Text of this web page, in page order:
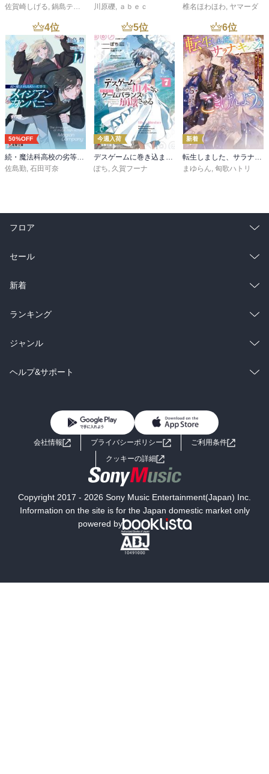
佐賀崎しげる, 鍋島テツヒロ
川原礫, ａｂｅｃ
椎名ほわほわ, ヤマーダ
4位
50%OFF
続・魔法科高校の劣等生 メイジアン・カンパニー(11)
佐島勤, 石田可奈
5位
今週入荷
デスゲームに巻き込まれた山本さん、気ままにゲームバランスを崩壊させる７【電子特別版】
ぽち, 久賀フーナ
6位
新着
転生しました、サラナ・キンジェです。ごきげんよう。５ ～婚約破棄されたので田舎で気ままに暮らしたいと思います～【電子書店共通特典SS付】
まゆらん, 匈歌ハトリ
フロア
総合
ラノベ
雑誌・グラビア
BL・TL
セール
総合
ラノベ
雑誌・グラビア
BL・TL
新着
総合
ラノベ
雑誌・グラビア
ランキング
総合
ラノベ
ジャンル
コミック
ライトノベル 男子向けラノベ
小説
海外小説
ミステリー SF
文学
ヘルプ&サポート
よくあるご質問 お問い合わせ
会社情報 プライバシーポリシー
ご利用条件
クッキーの詳細
Copyright 2017 - 2026 Sony Music Entertainment(Japan) Inc.
Information on the site is for the Japan domestic market only
powered by